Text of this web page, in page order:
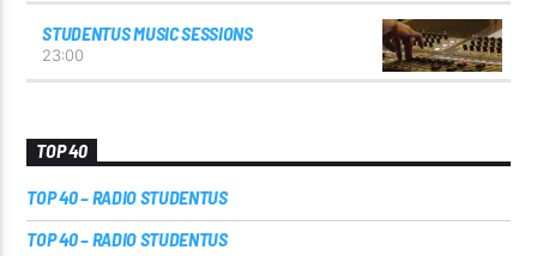
STUDENTUS MUSIC SESSIONS
23:00
TOP 40
TOP 40 – RADIO STUDENTUS
TOP 40 – RADIO STUDENTUS